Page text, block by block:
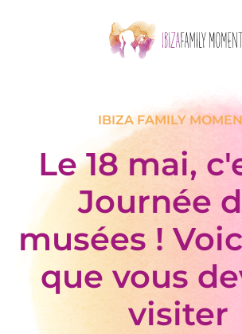
Accéder au contenu principal
IBIZA FAMILY
Le 18 mai,
Journée
musées !
que vous
visiter